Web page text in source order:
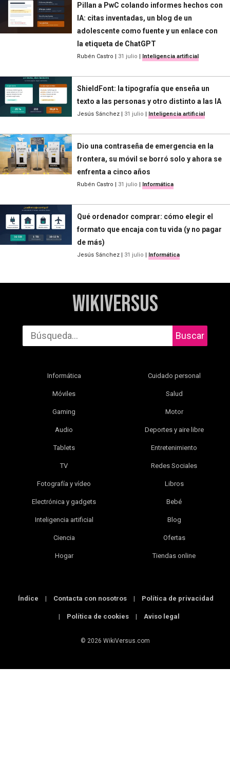
Pillan a PwC colando informes hechos con
IA: citas inventadas, un blog de un
adolescente como fuente y un enlace con
la etiqueta de ChatGPT
Rubén Castro | 31 julio | Inteligencia artificial
ShieldFont: la tipografía que enseña un
texto a las personas y otro distinto a las IA
Jesús Sánchez | 31 julio | Inteligencia artificial
Dio una contraseña de emergencia en la
frontera, su móvil se borró solo y ahora se
enfrenta a cinco años
Rubén Castro | 31 julio | Informática
Qué ordenador comprar: cómo elegir el
formato que encaja con tu vida (y no pagar
de más)
Jesús Sánchez | 31 julio | Informática
WikiVersus
Buscar
Informática
Móviles
Gaming
Audio
Tablets
TV
Fotografía y vídeo
Electrónica y gadgets
Inteligencia artificial
Ciencia
Hogar
Cuidado personal
Salud
Motor
Deportes y aire libre
Entretenimiento
Redes Sociales
Libros
Bebé
Blog
Ofertas
Tiendas online
Índice | Contacta con nosotros | Política de privacidad
| Política de cookies | Aviso legal
© 2026 WikiVersus.com